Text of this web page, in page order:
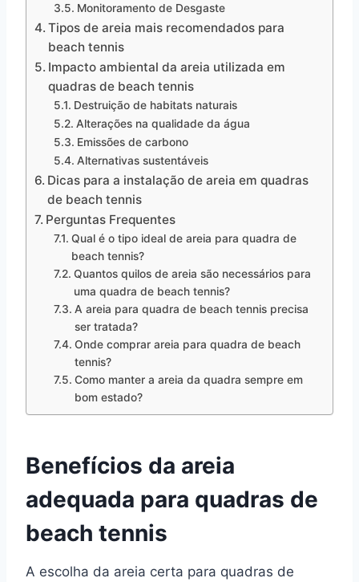
Monitoramento de Desgaste
Tipos de areia mais recomendados para
beach tennis
Impacto ambiental da areia utilizada em
quadras de beach tennis
Destruição de habitats naturais
Alterações na qualidade da água
Emissões de carbono
Alternativas sustentáveis
Dicas para a instalação de areia em quadras
de beach tennis
Perguntas Frequentes
Qual é o tipo ideal de areia para quadra de
beach tennis?
Quantos quilos de areia são necessários para
uma quadra de beach tennis?
A areia para quadra de beach tennis precisa
ser tratada?
Onde comprar areia para quadra de beach
tennis?
Como manter a areia da quadra sempre em
bom estado?
Benefícios da areia
adequada para quadras de
beach tennis
A escolha da areia certa para quadras de